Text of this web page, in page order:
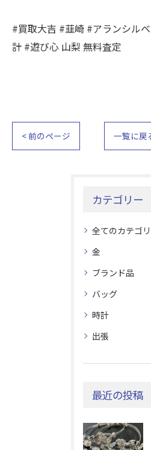
#買取大吉 #韮崎 #アランシル
計 #遊び心 山梨 無料査定
< 前のページ 一覧に戻
カテゴリー
全てのカテゴ
金
ブランド品
バッグ
時計
出張
最近の投稿